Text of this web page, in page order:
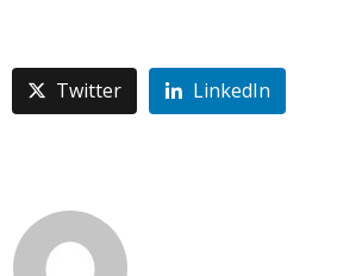
Twitter LinkedIn